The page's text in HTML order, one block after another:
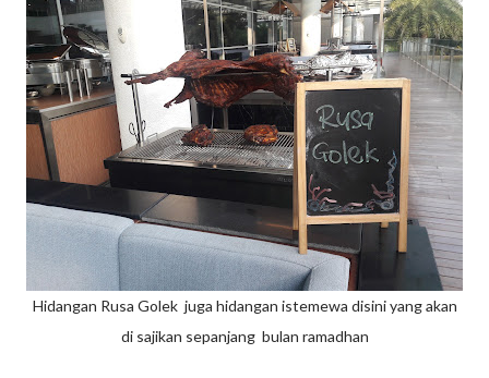
Hidangan Rusa Golek juga hidangan istemewa disini yang akan
di sajikan sepanjang bulan ramadhan